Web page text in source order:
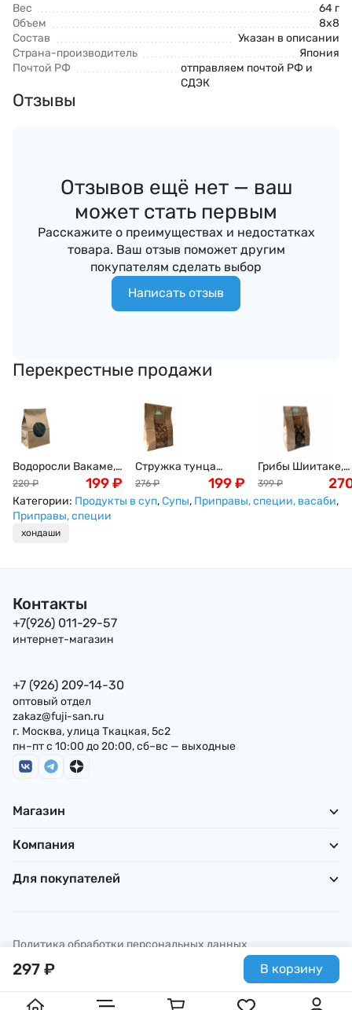
297 ₽ В корзину
Вес
64 г
Объем
8х8
Состав
Указан в описании
Страна-производитель
Япония
Почтой РФ
отправляем почтой РФ и
СДЭК
Отзывы
Отзывов ещё нет — ваш
может стать первым
Расскажите о преимуществах и недостатках
товара. Ваш отзыв поможет другим
покупателям сделать выбор
Написать отзыв
Перекрестные продажи
Водоросли Вакаме,
100г
220 ₽ 199₽
Стружка тунца
Бонито (Bonito), 50г
276 ₽ 199₽
Грибы Шиитаке,
древесные, 100г
399 ₽
Категории: Продукты в суп,Супы, Приправы, специи, васаби,
Приправы, специи
хондаши
Контакты
+7(926) 011-29-57
интернет-магазин
+7 (926) 209-14-30
оптовый отдел
zakaz@fuji-san.ru
г. Москва, улица Ткацкая, 5с2
пн–пт с 10:00 до 20:00, сб–вс — выходные
Магазин
Компания
Для покупателей
Политика обработки персональных данных